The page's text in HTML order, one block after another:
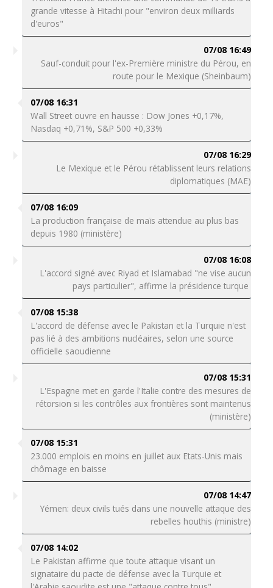
grande vitesse à Hitachi pour "environ deux milliards
d'euros"
07/08 16:49
Sauf-conduit pour l'ex-Première ministre du Pérou, en
route pour le Mexique (Sheinbaum)
07/08 16:31
Wall Street ouvre en hausse : Dow Jones +0,17%,
Nasdaq +0,71%, S&P 500 +0,33%
07/08 16:29
Le Mexique et le Pérou rétablissent leurs relations
diplomatiques (MAE)
07/08 16:09
La production française de maïs attendue au plus bas
depuis 1980 (ministère)
07/08 16:08
L'accord signé avec Riyad et Islamabad "ne vise aucun
pays particulier", affirme la présidence turque
07/08 15:38
L'accord de défense avec le Pakistan et la Turquie n'est
pas lié à des ambitions nucléaires, selon une source
officielle saoudienne
07/08 15:31
L'Espagne met en garde l'Italie contre des mesures de
rétorsion si les contrôles aux frontières sont maintenus
(ministère)
07/08 15:31
23.000 emplois en moins en juillet aux Etats-Unis mais
chômage en baisse
07/08 14:47
Yémen: deux civils tués dans une nouvelle attaque des
rebelles houthis (ministre)
07/08 14:02
Le Pakistan affirme que toute attaque visant un
signataire du pacte de défense avec la Turquie et